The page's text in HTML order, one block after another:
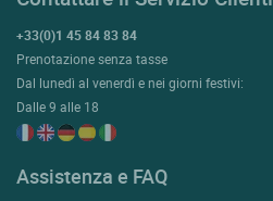
+33(0)1 45 84 83 84
Prenotazione senza tasse
Dal lunedì al venerdì e nei giorni festivi:
Dalle 9 alle 18
Assistenza e FAQ